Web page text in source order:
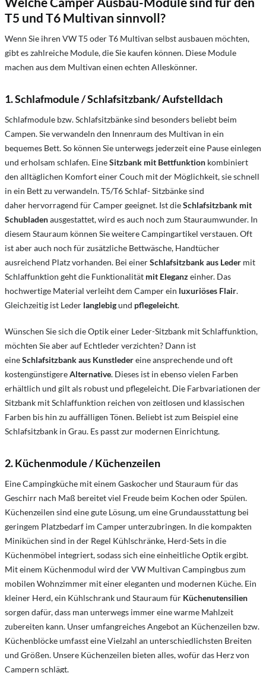
T5 und T6 Multivan sinnvoll?
Wenn Sie ihren VW T5 oder T6 Multivan selbst ausbauen möchten,
gibt es zahlreiche Module, die Sie kaufen können. Diese Module
machen aus dem Multivan einen echten Alleskönner.
1. Schlafmodule / Schlafsitzbank/ Aufstelldach
Schlafmodule bzw. Schlafsitzbänke sind besonders beliebt beim
Campen. Sie verwandeln den Innenraum des Multivan in ein
bequemes Bett. So können Sie unterwegs jederzeit eine Pause einlegen
und erholsam schlafen. EineSitzbank mit Bettfunktion kombiniert
den alltäglichen Komfort einer Couch mit der Möglichkeit, sie schnell
in ein Bett zu verwandeln. T5/T6 Schlaf- Sitzbänke sind
daher hervorragend für Camper geeignet. Ist dieSchlafsitzbank mit
Schubladenausgestattet, wird es auch noch zum Stauraumwunder. In
diesem Stauraum können Sie weitere Campingartikel verstauen. Oft
ist aber auch noch für zusätzliche Bettwäsche, Handtücher
ausreichend Platz vorhanden. Bei einerSchlafsitzbank aus Leder mit
Schlaffunktion geht die Funktionalität mit Eleganzeinher. Das
hochwertige Material verleiht dem Camper ein luxuriöses Flair.
Gleichzeitig ist Leder langlebigund pflegeleicht.
Wünschen Sie sich die Optik einer Leder-Sitzbank mit Schlaffunktion,
möchten Sie aber auf Echtleder verzichten? Dann ist
eineSchlafsitzbank aus Kunstledereine ansprechende und oft
kostengünstigereAlternative. Dieses ist in ebenso vielen Farben
erhältlich und gilt als robust und pflegeleicht. Die Farbvariationen der
Sitzbank mit Schlaffunktion reichen von zeitlosen und klassischen
Farben bis hin zu auffälligen Tönen. Beliebt ist zum Beispiel eine
Schlafsitzbank in Grau. Es passt zur modernen Einrichtung.
2. Küchenmodule / Küchenzeilen
Eine Campingküche mit einem Gaskocher und Stauraum für das
Geschirr nach Maß bereitet viel Freude beim Kochen oder Spülen.
Küchenzeilen sind eine gute Lösung, um eine Grundausstattung bei
geringem Platzbedarf im Camper unterzubringen. In die kompakten
Miniküchen sind in der Regel Kühlschränke, Herd-Sets in die
Küchenmöbel integriert, sodass sich eine einheitliche Optik ergibt.
Mit einem Küchenmodul wird der VW Multivan Campingbus zum
mobilen Wohnzimmer mit einer eleganten und modernen Küche. Ein
kleiner Herd, ein Kühlschrank und Stauraum für Küchenutensilien
sorgen dafür, dass man unterwegs immer eine warme Mahlzeit
zubereiten kann. Unser umfangreiches Angebot an Küchenzeilen bzw.
Küchenblöcke umfasst eine Vielzahl an unterschiedlichsten Breiten
und Größen. Unsere Küchenzeilen bieten alles, wofür das Herz von
Campern schlägt.